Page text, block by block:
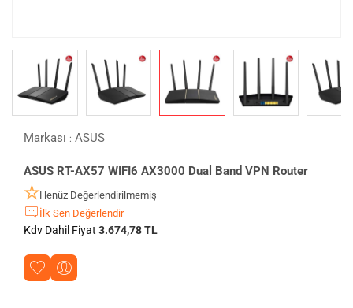
Markası : ASUS
ASUS RT-AX57 WIFI6 AX3000 Dual Band VPN Router
Henüz Değerlendirilmemiş
İlk Sen Değerlendir
Kdv Dahil Fiyat 3.674,78 TL